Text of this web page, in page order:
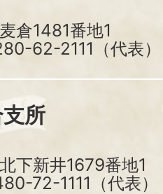
倉1481番地1
62-2111（代表）
所
下新井1679番地1
72-1111（代表）